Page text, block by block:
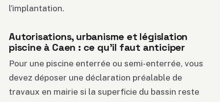
l’implantation.
Autorisations, urbanisme et législation
piscine à Caen : ce qu’il faut anticiper
Pour une piscine enterrée ou semi-enterrée, vous
devez déposer une déclaration préalable de
travaux en mairie si la superficie du bassin reste